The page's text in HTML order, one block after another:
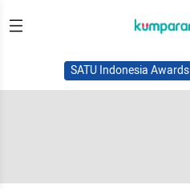
SATU Indonesia Awards